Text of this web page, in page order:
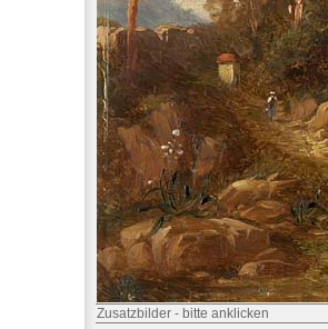
Zusatzbilder - bitte anklicken